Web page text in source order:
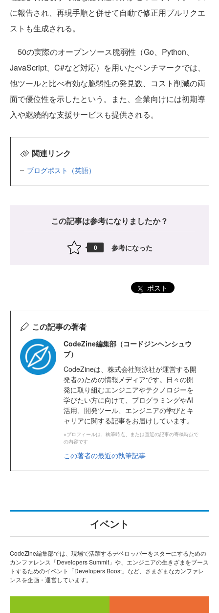
に報告され、再現手順と併せて自動で修正用プルリクエ
ストも生成される。
50の実際のオープンソース脆弱性（Go、Python、
JavaScript、C#など対応）を用いたベンチマークでは、
他ツールと比べ有効な脆弱性の発見数、コスト削減の両
面で優位性を示したという。また、企業向けには初期導
入や継続的な支援サービスも提供される。
関連リンク
ブログポスト（英語）
この記事は参考になりましたか？
0 参考になった
ポスト
この記事の著者
CodeZine編集部（コードジンヘンシュウ
ブ）
CodeZineは、株式会社翔泳社が運営する開
発者のための情報メディアです。日々の開
発に取り組むエンジニアやテクノロジーを
学びたい方に向けて、プログラミングやAI
活用、開発ツール、エンジニアの学びとキ
ャリアに関する記事をお届けしています。
※プロフィールは、執筆時点、または直近の記事の寄稿時点で
の内容です
この著者の最近の執筆記事
イベント
CodeZine編集部では、現場で活躍するデベロッパーをスターにするための
カンファレンス「Developers Summit」や、エンジニアの生きざまをブース
トするためのイベント「Developers Boost」など、さまざまなカンファレ
ンスを企画・運営しています。